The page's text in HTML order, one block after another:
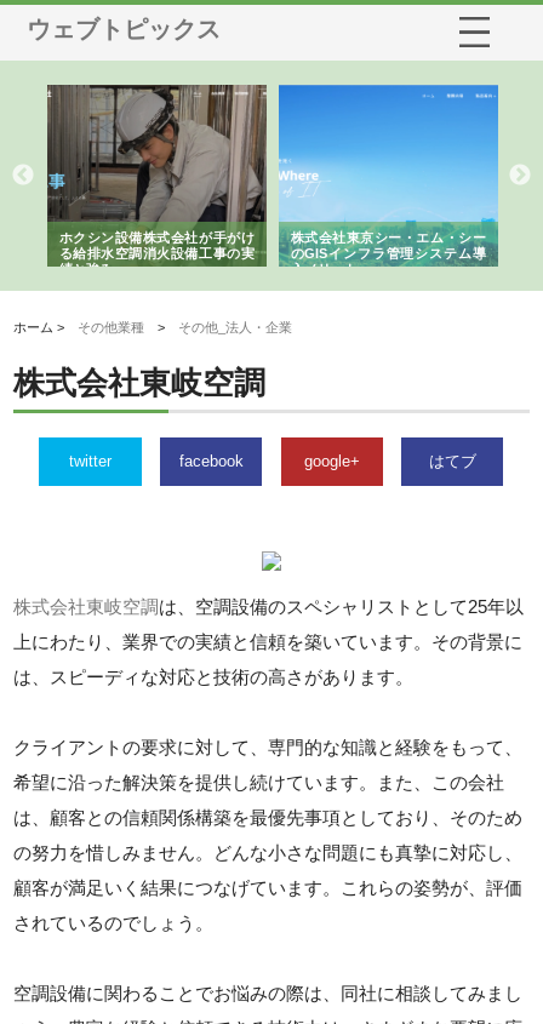
ウェブトピックス
ホクシン設備株式会社が手がけ
る給排水空調消火設備工事の実
績と強み
株式会社東京シー・エム・シー
のGISインフラ管理システム導
入メリット
ホーム > その他業種 > その他_法人・企業
株式会社東岐空調
twitter facebook google+ はてブ
株式会社東岐空調は、空調設備のスペシャリストとして25年以
上にわたり、業界での実績と信頼を築いています。その背景に
は、スピーディな対応と技術の高さがあります。
クライアントの要求に対して、専門的な知識と経験をもって、
希望に沿った解決策を提供し続けています。また、この会社
は、顧客との信頼関係構築を最優先事項としており、そのため
の努力を惜しみません。どんな小さな問題にも真摯に対応し、
顧客が満足いく結果につなげています。これらの姿勢が、評価
されているのでしょう。
空調設備に関わることでお悩みの際は、同社に相談してみまし